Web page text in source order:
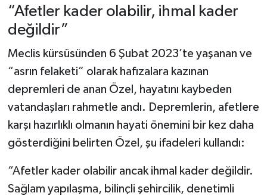
“Afetler kader olabilir, ihmal kader
değildir”
Meclis kürsüsünden 6 Şubat 2023’te yaşanan ve
“asrın felaketi” olarak hafızalara kazınan
depremleri de anan Özel, hayatını kaybeden
vatandaşları rahmetle andı. Depremlerin, afetlere
karşı hazırlıklı olmanın hayati önemini bir kez daha
gösterdiğini belirten Özel, şu ifadeleri kullandı:
“Afetler kader olabilir ancak ihmal kader değildir.
Sağlam yapılaşma, bilinçli şehircilik, denetimli